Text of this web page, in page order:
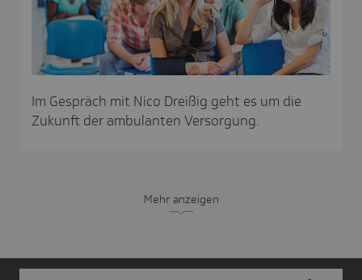
Im Gespräch mit Nico Dreißig geht es um die
Zukunft der ambulanten Versorgung.
Mehr anzeigen